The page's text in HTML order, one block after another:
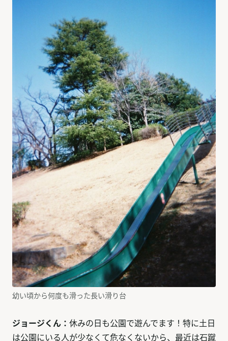
幼い頃から何度も滑った長い滑り台
ジョージくん： 休みの日も公園で遊んでます！特に土日
は公園にいる人が少なくて危なくないから、最近は石蹴